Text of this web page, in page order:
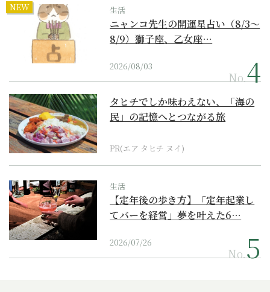
NEW 生活
ニャンコ先生の開運星占い（8/3～
8/9）獅子座、乙女座…
2026/08/03
No.
タヒチでしか味わえない、「海の
民」の記憶へとつながる旅
PR(エア タヒチ ヌイ)
生活
【定年後の歩き方】「定年起業し
てバーを経営」夢を叶えた6…
2026/07/26
No.